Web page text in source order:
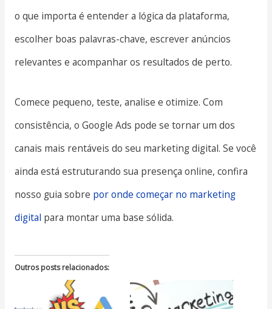
o que importa é entender a lógica da plataforma,
escolher boas palavras-chave, escrever anúncios
relevantes e acompanhar os resultados de perto.
Comece pequeno, teste, analise e otimize. Com
consistência, o Google Ads pode se tornar um dos
canais mais rentáveis do seu marketing digital. Se você
ainda está estruturando sua presença online, confira
nosso guia sobre por onde começar no marketing
digital para montar uma base sólida.
Outros posts relacionados: